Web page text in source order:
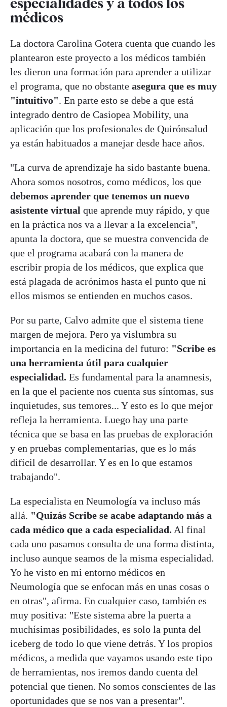
médicos
La doctora Carolina Gotera cuenta que cuando les
plantearon este proyecto a los médicos también
les dieron una formación para aprender a utilizar
el programa, que no obstante asegura que es muy
"intuitivo". En parte esto se debe a que está
integrado dentro de Casiopea Mobility, una
aplicación que los profesionales de Quirónsalud
ya están habituados a manejar desde hace años.
"La curva de aprendizaje ha sido bastante buena.
Ahora somos nosotros, como médicos, los que
debemos aprender que tenemos un nuevo
asistente virtual que aprende muy rápido, y que
en la práctica nos va a llevar a la excelencia",
apunta la doctora, que se muestra convencida de
que el programa acabará con la manera de
escribir propia de los médicos, que explica que
está plagada de acrónimos hasta el punto que ni
ellos mismos se entienden en muchos casos.
Por su parte, Calvo admite que el sistema tiene
margen de mejora. Pero ya vislumbra su
importancia en la medicina del futuro: "Scribe es
una herramienta útil para cualquier
especialidad. Es fundamental para la anamnesis,
en la que el paciente nos cuenta sus síntomas, sus
inquietudes, sus temores... Y esto es lo que mejor
refleja la herramienta. Luego hay una parte
técnica que se basa en las pruebas de exploración
y en pruebas complementarias, que es lo más
difícil de desarrollar. Y es en lo que estamos
trabajando".
La especialista en Neumología va incluso más
allá. "Quizás Scribe se acabe adaptando más a
cada médico que a cada especialidad. Al final
cada uno pasamos consulta de una forma distinta,
incluso aunque seamos de la misma especialidad.
Yo he visto en mi entorno médicos en
Neumología que se enfocan más en unas cosas o
en otras", afirma. En cualquier caso, también es
muy positiva: "Este sistema abre la puerta a
muchísimas posibilidades, es solo la punta del
iceberg de todo lo que viene detrás. Y los propios
médicos, a medida que vayamos usando este tipo
de herramientas, nos iremos dando cuenta del
potencial que tienen. No somos conscientes de las
oportunidades que se nos van a presentar".